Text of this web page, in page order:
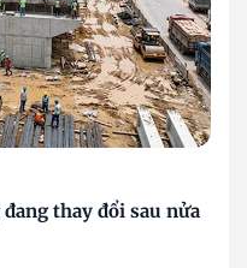
thay đổi sau nửa